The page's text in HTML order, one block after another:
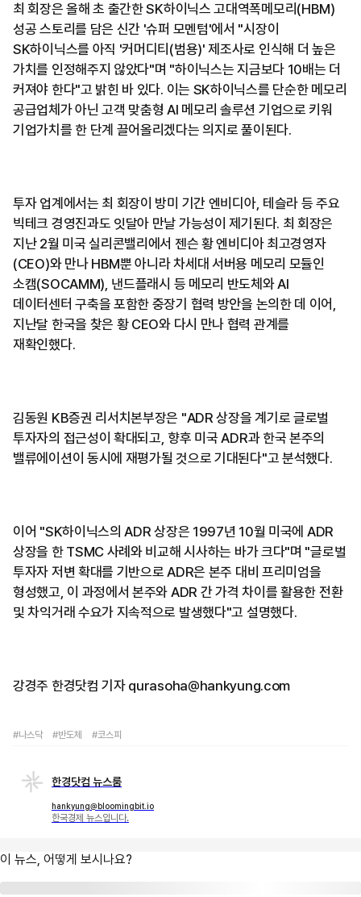
최 회장은 올해 초 출간한 SK하이닉스 고대역폭메모리(HBM)
성공 스토리를 담은 신간 '슈퍼 모멘텀'에서 "시장이
SK하이닉스를 아직 '커머디티(범용)' 제조사로 인식해 더 높은
가치를 인정해주지 않았다"며 "하이닉스는 지금보다 10배는 더
커져야 한다"고 밝힌 바 있다. 이는 SK하이닉스를 단순한 메모리
공급업체가 아닌 고객 맞춤형 AI 메모리 솔루션 기업으로 키워
기업가치를 한 단계 끌어올리겠다는 의지로 풀이된다.
투자 업계에서는 최 회장이 방미 기간 엔비디아, 테슬라 등 주요
빅테크 경영진과도 잇달아 만날 가능성이 제기된다. 최 회장은
지난 2월 미국 실리콘밸리에서 젠슨 황 엔비디아 최고경영자
(CEO)와 만나 HBM뿐 아니라 차세대 서버용 메모리 모듈인
소캠(SOCAMM), 낸드플래시 등 메모리 반도체와 AI
데이터센터 구축을 포함한 중장기 협력 방안을 논의한 데 이어,
지난달 한국을 찾은 황 CEO와 다시 만나 협력 관계를
재확인했다.
김동원 KB증권 리서치본부장은 "ADR 상장을 계기로 글로벌
투자자의 접근성이 확대되고, 향후 미국 ADR과 한국 본주의
밸류에이션이 동시에 재평가될 것으로 기대된다"고 분석했다.
이어 "SK하이닉스의 ADR 상장은 1997년 10월 미국에 ADR
상장을 한 TSMC 사례와 비교해 시사하는 바가 크다"며 "글로벌
투자자 저변 확대를 기반으로 ADR은 본주 대비 프리미엄을
형성했고, 이 과정에서 본주와 ADR 간 가격 차이를 활용한 전환
및 차익거래 수요가 지속적으로 발생했다"고 설명했다.
강경주 한경닷컴 기자 qurasoha@hankyung.com
#나스닥 #반도체 #코스피
한경닷컴 뉴스룸
hankyung@bloomingbit.io
한국경제 뉴스입니다.
이 뉴스, 어떻게 보시나요?